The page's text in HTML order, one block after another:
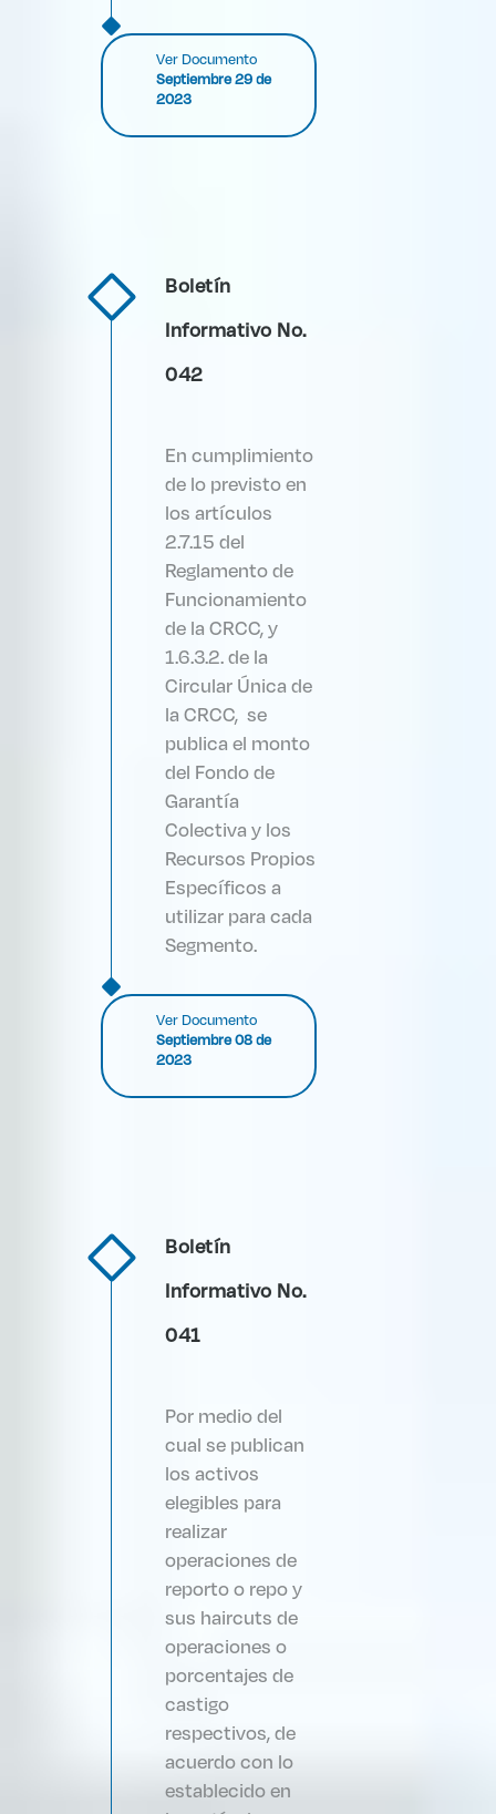
Ver Documento
Septiembre 29 de
2023
Boletín
Informativo No.
042
En cumplimiento
de lo previsto en
los artículos
2.7.15 del
Reglamento de
Funcionamiento
de la CRCC, y
1.6.3.2. de la
Circular Única de
la CRCC, se
publica el monto
del Fondo de
Garantía
Colectiva y los
Recursos Propios
Específicos a
utilizar para cada
Segmento.
Ver Documento
Septiembre 08 de
2023
Boletín
Informativo No.
041
Por medio del
cual se publican
los activos
elegibles para
realizar
operaciones de
reporto o repo y
sus haircuts de
operaciones o
porcentajes de
castigo
respectivos, de
acuerdo con lo
establecido en